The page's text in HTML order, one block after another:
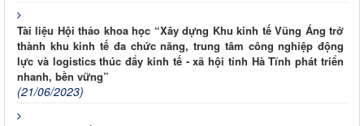
Tài liệu Hội thảo khoa học “Xây dựng Khu kinh tế Vũng Áng trở
thành khu kinh tế đa chức năng, trung tâm công nghiệp động
lực và logistics thúc đẩy kinh tế - xã hội tỉnh Hà Tĩnh phát triển
nhanh, bền vững”
(21/06/2023)